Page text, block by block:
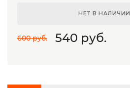
НЕТ В НАЛИЧИИ
600 руб. 540 руб.